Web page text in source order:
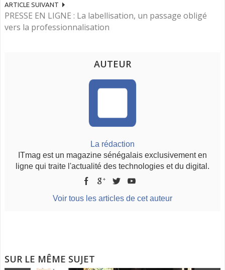
ARTICLE SUIVANT
PRESSE EN LIGNE : La labellisation, un passage obligé
vers la professionnalisation
AUTEUR
La rédaction
ITmag est un magazine sénégalais exclusivement en
ligne qui traite l'actualité des technologies et du digital.
Voir tous les articles de cet auteur
SUR LE MÊME SUJET